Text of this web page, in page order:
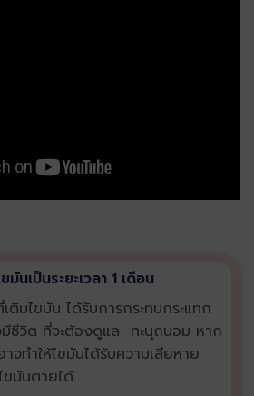
มันเป็นระยะเวลา 1 เดือน
เติมไขมัน ได้รับการกระทบกระแทก
มีชีวิต ที่จะต้องดูแล ทะนุถนอม หาก
จทำให้ไขมันได้รับความเสียหาย
ขมันตายได้